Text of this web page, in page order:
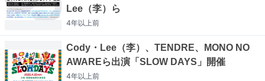
Lee（李）ら
4年以上前
Cody・Lee（李）、TENDRE、MONO NO
AWAREら出演「SLOW DAYS」開催
4年以上前